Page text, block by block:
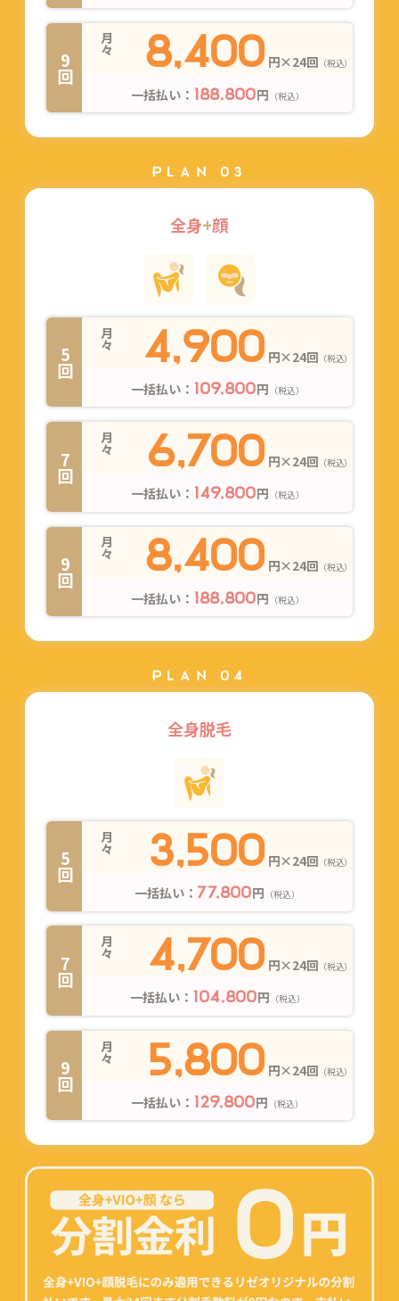
9回
月々 8,400 円×24回 （税込）
一括払い： 188,800円 （税込）
PLAN 03
全身+顔
5回
月々 4,900 円×24回 （税込）
一括払い： 109,800円 （税込）
7回
月々 6,700 円×24回 （税込）
一括払い： 149,800円 （税込）
9回
月々 8,400 円×24回 （税込）
一括払い： 188,800円 （税込）
PLAN 04
全身脱毛
5回
月々 3,500 円×24回 （税込）
一括払い： 77,800円 （税込）
7回
月々 4,700 円×24回 （税込）
一括払い： 104,800円 （税込）
9回
月々 5,800 円×24回 （税込）
一括払い： 129,800円 （税込）